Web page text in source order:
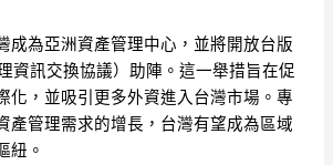
成為亞洲資產管理中心，並將開放台版
資訊交換協議）助陣。這一舉措旨在促
化，並吸引更多外資進入台灣市場。專
產管理需求的增長，台灣有望成為區域
紐。